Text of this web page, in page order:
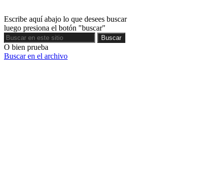
Escribe aquí abajo lo que desees buscar
luego presiona el botón "buscar"
Buscar
Buscar
O bien prueba
Buscar en el archivo